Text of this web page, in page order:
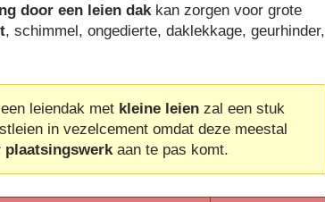
door een leien dakkan zorgen voor grote
, schimmel, ongedierte, daklekkage, geurhinder,
leiendak met kleine leien zal een stuk
in vezelcement omdat deze meestal
plaatsingswerkaan te pas komt.